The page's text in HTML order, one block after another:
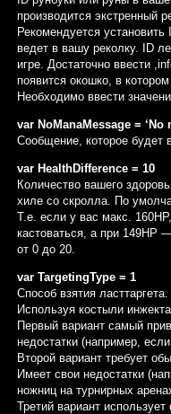
производится экстренный
Рекомендуется установить
ведет в вашу реколку. ID
игре. Достаточно ввести
появится окошко, в
Необходимо ввести
var NoManaMessage = ‘No
Сообщение, которое будет
var HealthDifference = 10
Количество вашего
хиле со скролла. По
Т.е. если у вас макс.
кастоваться, а при 149HP
от 0 до 20.
var TargetingType = 1
Способ взятия
Используя костыли инжекта.
Первый вариант самый
недостатки (например, если
Второй вариант требует
Имеет свои недостатки
ножниц на турнирных
Третий вариант